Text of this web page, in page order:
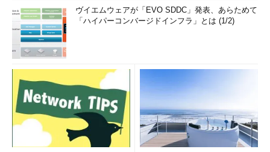
ヴイエムウェアが「EVO SDDC」発表、あらためて
「ハイパーコンバージドインフラ」とは (1/2)